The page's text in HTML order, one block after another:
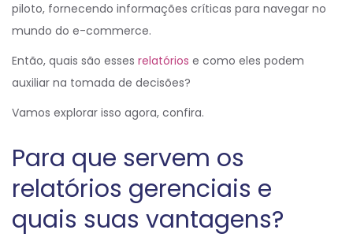
piloto, fornecendo informações críticas para navegar no
mundo do e-commerce.
Então, quais são esses relatórios e como eles podem
auxiliar na tomada de decisões?
Vamos explorar isso agora, confira.
Para que servem os
relatórios gerenciais e
quais suas vantagens?